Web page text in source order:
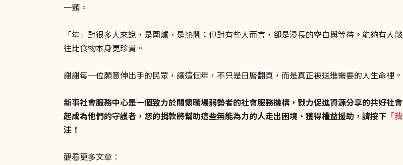
一顫。
「年」對很多人來說，是圍爐、是熱鬧；但對有些人而言，卻是漫長的空白與等待。能夠有
往比食物本身更珍貴。
謝謝每一位願意伸出手的民眾，讓這個年，不只是日曆翻頁，而是真正被送進需要的人生命裡。
新事社會服務中心是一個致力於關懷職場弱勢者的社會服務機構，戮力促進資源分享的共好社
起成為他們的守護者，您的捐款將幫助這些無能為力的人走出困境、獲得權益援助，請按下 「
注！
觀看更多文章：